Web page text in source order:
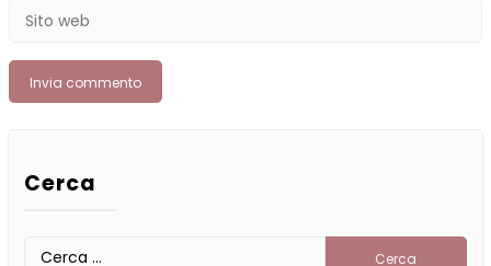
Sito
Cerca
Ricerca